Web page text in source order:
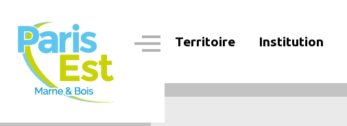
contenu
principal
Navigation
Territoire Institution